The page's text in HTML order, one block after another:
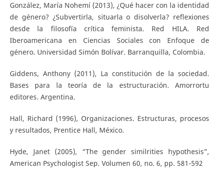
González, María Nohemí (2013), ¿Qué hacer con la identidad
de género? ¿Subvertirla, situarla o disolverla? reflexiones
desde la filosofía crítica feminista. Red HILA. Red
Iberoamericana en Ciencias Sociales con Enfoque de
género. Universidad Simón Bolívar. Barranquilla, Colombia.
Giddens, Anthony (2011), La constitución de la sociedad.
Bases para la teoría de la estructuración. Amorrortu
editores. Argentina.
Hall, Richard (1996), Organizaciones. Estructuras, procesos
y resultados, Prentice Hall, México.
Hyde, Janet (2005), “The gender similrities hypothesis”,
American Psychologist Sep. Volumen 60, no. 6, pp. 581-592